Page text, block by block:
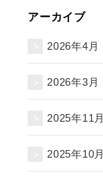
アーカイブ
2026年4月
2026年3月
2025年11月
2025年10月